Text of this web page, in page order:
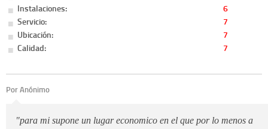
Instalaciones:
6
Servicio:
7
Ubicación:
7
Calidad:
7
Por Anónimo
"para mi supone un lugar economico en el que por lo menos a